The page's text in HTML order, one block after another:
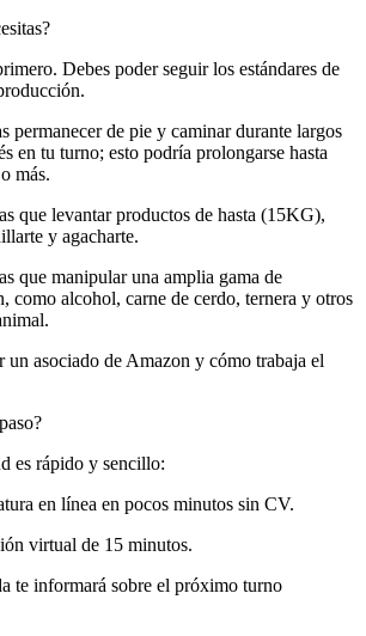
Debes poder seguir los estándares de
permanecer de pie y caminar durante largos
en tu turno; esto podría prolongarse hasta
más.
que levantar productos de hasta (15KG),
y agacharte.
que manipular una amplia gama de
como alcohol, carne de cerdo, ternera y otros
un asociado de Amazon y cómo trabaja el
es rápido y sencillo:
en línea en pocos minutos sin CV.
virtual de 15 minutos.
te informará sobre el próximo turno